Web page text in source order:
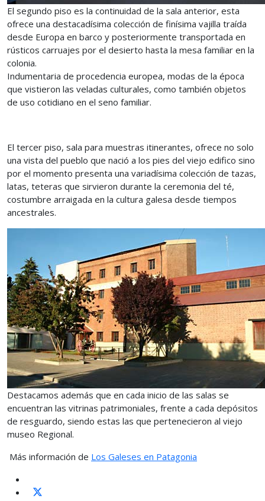
El segundo piso es la continuidad de la sala anterior, esta
ofrece una destacadísima colección de finísima vajilla traída
desde Europa en barco y posteriormente transportada en
rústicos carruajes por el desierto hasta la mesa familiar en la
colonia.
Indumentaria de procedencia europea, modas de la época
que vistieron las veladas culturales, como también objetos
de uso cotidiano en el seno familiar.
El tercer piso, sala para muestras itinerantes, ofrece no solo
una vista del pueblo que nació a los pies del viejo edifico sino
por el momento presenta una variadísima colección de tazas,
latas, teteras que sirvieron durante la ceremonia del té,
costumbre arraigada en la cultura galesa desde tiempos
ancestrales.
Destacamos además que en cada inicio de las salas se
encuentran las vitrinas patrimoniales, frente a cada depósitos
de resguardo, siendo estas las que pertenecieron al viejo
museo Regional.
Más información de Los Galeses en Patagonia